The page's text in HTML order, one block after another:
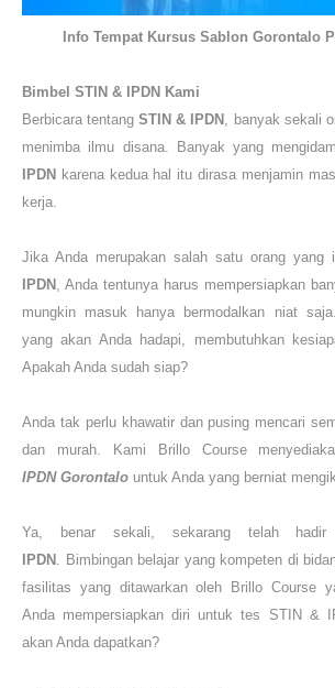
Info Tempat Kursus Sablon Gorontalo
Bimbel STIN & IPDN Kami
Berbicara tentangSTIN & IPDN , banyak sekali
menimba ilmu disana. Banyak yang
IPDN karena kedua hal itu dirasa menjamin
kerja.
Jika Anda merupakan salah satu orang yang
IPDN , Anda tentunya harus mempersiapkan
mungkin masuk hanya bermodalkan niat
yang akan Anda hadapi, membutuhkan
Apakah Anda sudah siap?
Anda tak perlu khawatir dan pusing mencari
dan murah. Kami
Brillo Course
IPDN Gorontalo untuk Anda yang berniat
Ya, benar sekali, sekarang telah hadir
IPDN . Bimbingan belajar yang kompeten di
fasilitas yang ditawarkan oleh
Brillo Course
Anda mempersiapkan diri untuk tes STIN &
akan Anda dapatkan?